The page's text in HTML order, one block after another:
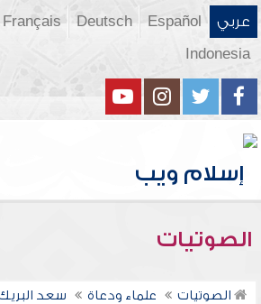
عربي Español
Deutsch
Français
Indonesia
الصوتيات
الصوتيات علماء ودعاة
سعد